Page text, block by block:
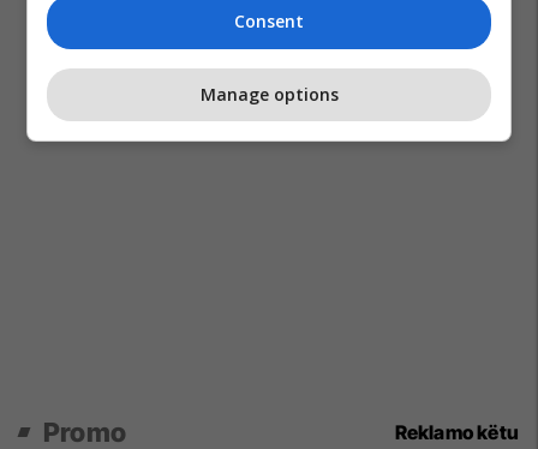
Promo Reklamo këtu
Consent
Manage options